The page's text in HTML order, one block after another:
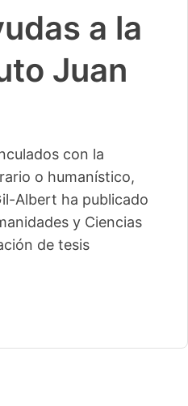
a la
Juan
con la
o humanístico,
Albert ha publicado
y Ciencias
de tesis